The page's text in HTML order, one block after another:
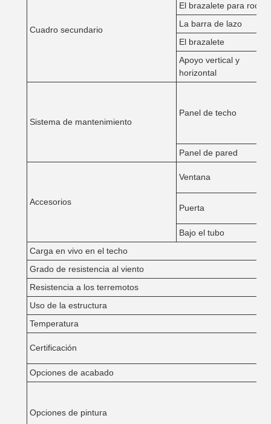
Cuadro secundario
El brazalete para
La barra de lazo
El brazalete
Apoyo vertical y
horizontal
Sistema de mantenimiento
Panel de techo
Panel de pared
Accesorios
Ventana
Puerta
Bajo el tubo
Carga en vivo en el techo
Grado de resistencia al viento
Resistencia a los terremotos
Uso de la estructura
Temperatura
Certificación
Opciones de acabado
Opciones de pintura